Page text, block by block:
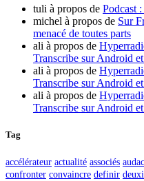
tuli à propos de Podcast
michel à propos de Sur
menacé de toutes parts
ali à propos de
Transcribe sur Android
ali à propos de
Transcribe sur Android
ali à propos de
Transcribe sur Android
Tag
accélérateur actualité associés
confronter convaincre definir